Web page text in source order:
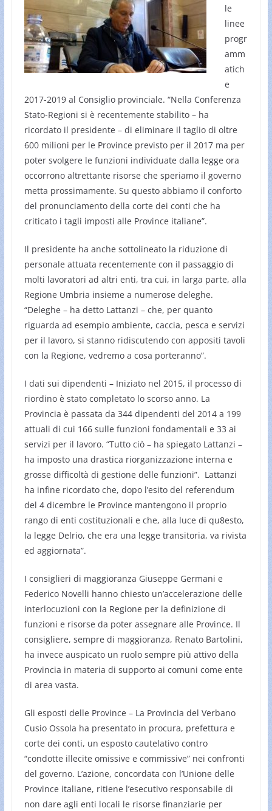
le
linee
progr
amm
atich
e
2017-2019 al Consiglio provinciale. “Nella Conferenza
Stato-Regioni si è recentemente stabilito – ha
ricordato il presidente – di eliminare il taglio di oltre
600 milioni per le Province previsto per il 2017 ma per
poter svolgere le funzioni individuate dalla legge ora
occorrono altrettante risorse che speriamo il governo
metta prossimamente. Su questo abbiamo il conforto
del pronunciamento della corte dei conti che ha
criticato i tagli imposti alle Province italiane”.
Il presidente ha anche sottolineato la riduzione di
personale attuata recentemente con il passaggio di
molti lavoratori ad altri enti, tra cui, in larga parte, alla
Regione Umbria insieme a numerose deleghe.
“Deleghe – ha detto Lattanzi – che, per quanto
riguarda ad esempio ambiente, caccia, pesca e servizi
per il lavoro, si stanno ridiscutendo con appositi tavoli
con la Regione, vedremo a cosa porteranno”.
I dati sui dipendenti – Iniziato nel 2015, il processo di
riordino è stato completato lo scorso anno. La
Provincia è passata da 344 dipendenti del 2014 a 199
attuali di cui 166 sulle funzioni fondamentali e 33 ai
servizi per il lavoro. “Tutto ciò – ha spiegato Lattanzi –
ha imposto una drastica riorganizzazione interna e
grosse difficoltà di gestione delle funzioni”. Lattanzi
ha infine ricordato che, dopo l’esito del referendum
del 4 dicembre le Province mantengono il proprio
rango di enti costituzionali e che, alla luce di qu8esto,
la legge Delrio, che era una legge transitoria, va rivista
ed aggiornata”.
I consiglieri di maggioranza Giuseppe Germani e
Federico Novelli hanno chiesto un’accelerazione delle
interlocuzioni con la Regione per la definizione di
funzioni e risorse da poter assegnare alle Province. Il
consigliere, sempre di maggioranza, Renato Bartolini,
ha invece auspicato un ruolo sempre più attivo della
Provincia in materia di supporto ai comuni come ente
di area vasta.
Gli esposti delle Province – La Provincia del Verbano
Cusio Ossola ha presentato in procura, prefettura e
corte dei conti, un esposto cautelativo contro
“condotte illecite omissive e commissive” nei confronti
del governo. L’azione, concordata con l’Unione delle
Province italiane, ritiene l’esecutivo responsabile di
non dare agli enti locali le risorse finanziarie per